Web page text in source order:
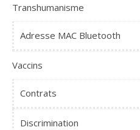
Transhumanisme
Adresse MAC Bluetooth
Vaccins
Contrats
Discrimination